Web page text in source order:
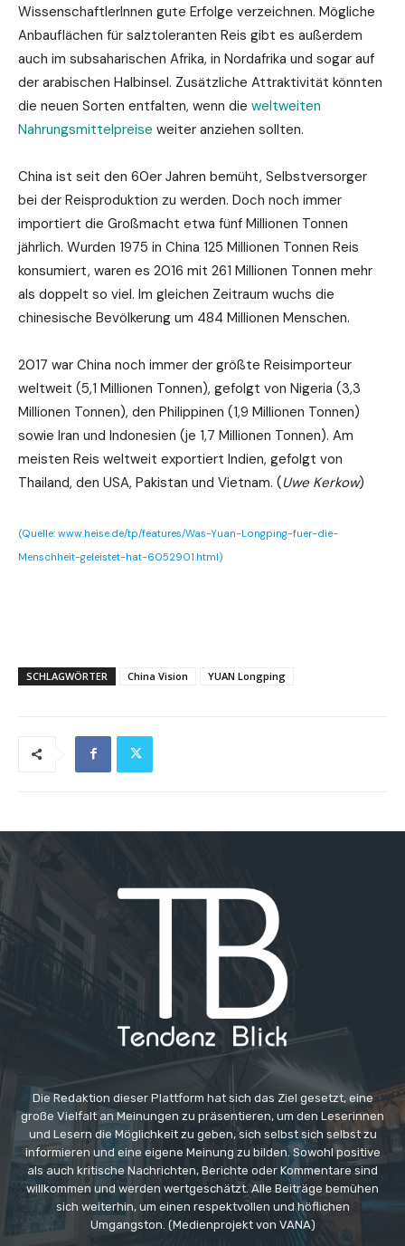
WissenschaftlerInnen gute Erfolge verzeichnen. Mögliche
Anbauflächen für salztoleranten Reis gibt es außerdem
auch im subsaharischen Afrika, in Nordafrika und sogar auf
der arabischen Halbinsel. Zusätzliche Attraktivität könnten
die neuen Sorten entfalten, wenn die weltweiten
Nahrungsmittelpreise weiter anziehen sollten.
China ist seit den 60er Jahren bemüht, Selbstversorger
bei der Reisproduktion zu werden. Doch noch immer
importiert die Großmacht etwa fünf Millionen Tonnen
jährlich. Wurden 1975 in China 125 Millionen Tonnen Reis
konsumiert, waren es 2016 mit 261 Millionen Tonnen mehr
als doppelt so viel. Im gleichen Zeitraum wuchs die
chinesische Bevölkerung um 484 Millionen Menschen.
2017 war China noch immer der größte Reisimporteur
weltweit (5,1 Millionen Tonnen), gefolgt von Nigeria (3,3
Millionen Tonnen), den Philippinen (1,9 Millionen Tonnen)
sowie Iran und Indonesien (je 1,7 Millionen Tonnen). Am
meisten Reis weltweit exportiert Indien, gefolgt von
Thailand, den USA, Pakistan und Vietnam. (Uwe Kerkow)
(Quelle: www.heise.de/tp/features/Was-Yuan-Longping-fuer-die-
Menschheit-geleistet-hat-6052901.html)
SCHLAGWÖRTER China Vision YUAN Longping
Die Redaktion dieser Plattform hat sich das Ziel gesetzt, eine
große Vielfalt an Meinungen zu präsentieren, um den Leserinnen
und Lesern die Möglichkeit zu geben, sich selbst sich selbst zu
informieren und eine eigene Meinung zu bilden. Sowohl positive
als auch kritische Nachrichten, Berichte oder Kommentare sind
willkommen und werden wertgeschätzt. Alle Beiträge bemühen
sich weiterhin, um einen respektvollen und höflichen
Umgangston. (Medienprojekt von VANA)